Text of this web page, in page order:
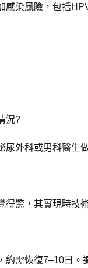
染風險，包括
況?
外科或男科醫生做
得驚，其實現時技
需恢復7–10日。